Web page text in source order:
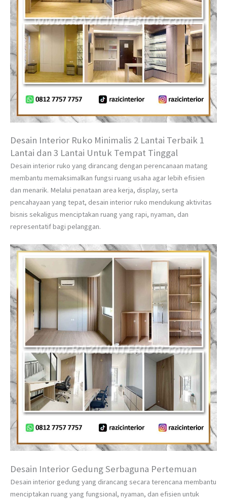
Desain Interior Ruko Minimalis 2 Lantai Terbaik 1
Lantai dan 3 Lantai Untuk Tempat Tinggal
Desain interior ruko yang dirancang dengan perencanaan matang
membantu memaksimalkan fungsi ruang usaha agar lebih efisien
dan menarik. Melalui penataan area kerja, display, serta
pencahayaan yang tepat, desain interior ruko mendukung aktivitas
bisnis sekaligus menciptakan ruang yang rapi, nyaman, dan
representatif bagi pelanggan.
Desain Interior Gedung Serbaguna Pertemuan
Desain interior gedung yang dirancang secara terencana membantu
menciptakan ruang yang fungsional, nyaman, dan efisien untuk